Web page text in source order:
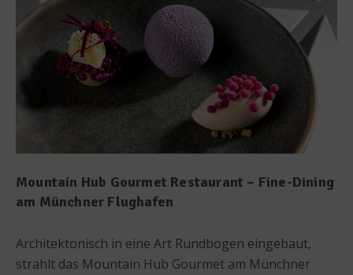
Mountain Hub Gourmet Restaurant – Fine-Dining
am Münchner Flughafen
Architektonisch in eine Art Rundbogen eingebaut,
strahlt das Mountain Hub Gourmet am Münchner